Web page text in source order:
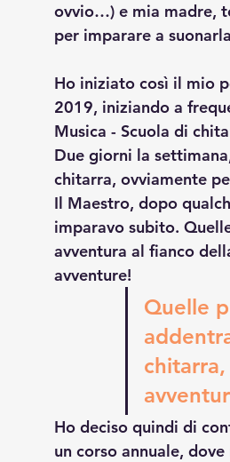
ovvio…) e mia madre,
per imparare a
Ho iniziato così il mio
2019, iniziando a
Musica - Scuola di
Due giorni la
chitarra, ovviamente
Il Maestro, dopo
imparavo subito.
avventura al fianco
avventure!
Quelle
Ho deciso quindi di
un corso annuale,